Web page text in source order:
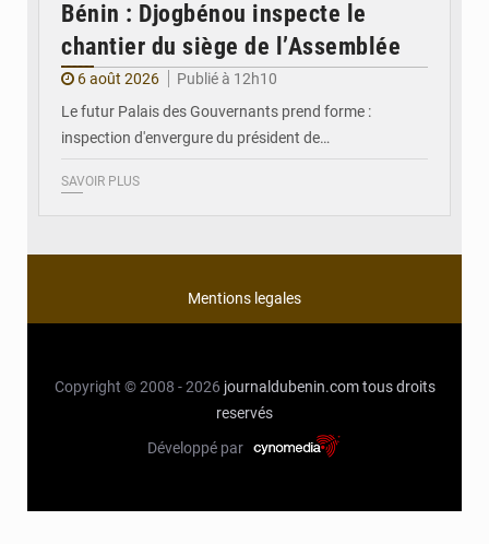
Bénin : Djogbénou inspecte le
chantier du siège de l’Assemblée
6 août 2026
Publié à 12h10
Le futur Palais des Gouvernants prend forme :
inspection d'envergure du président de…
SAVOIR PLUS
Mentions legales
Copyright © 2008 - 2026 journaldubenin.com tous droits
reservés
Développé par